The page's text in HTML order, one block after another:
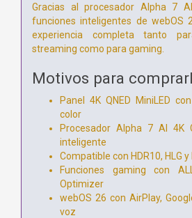
Gracias al procesador Alpha 7
funciones inteligentes de webOS
experiencia completa tanto
streaming como para gaming.
Motivos para
Panel 4K QNED MiniLED
color
Procesador Alpha 7 AI 4K
inteligente
Compatible con HDR10, HLG y
Funciones gaming con
Optimizer
webOS 26 con AirPlay,
voz